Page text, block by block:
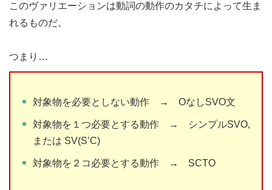
このヴァリエーションは動詞の動作のカタチによって生ま
れるものだ。
つまり…
対象物を必要としない動作 → OなしSVO文
対象物を１つ必要とする動作 → シンプルSVO,
または SV(S’C)
対象物を２コ必要とする動作 → SCTO